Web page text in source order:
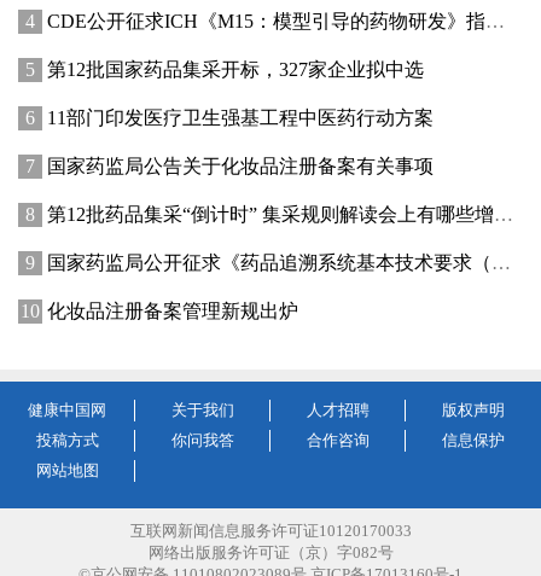
CDE公开征求ICH《M15：模型引导的药物研发》指导原则实施建议和中文翻译稿意见
第12批国家药品集采开标，327家企业拟中选
11部门印发医疗卫生强基工程中医药行动方案
国家药监局公告关于化妆品注册备案有关事项
第12批药品集采“倒计时” 集采规则解读会上有哪些增量信息？
国家药监局公开征求《药品追溯系统基本技术要求（修订征求意见稿）》意见
化妆品注册备案管理新规出炉
健康中国网 关于我们 人才招聘
版权声明
投稿方式
你问我答 合作咨询
信息保护
网站地图
互联网新闻信息服务许可证10120170033
网络出版服务许可证（京）字082号